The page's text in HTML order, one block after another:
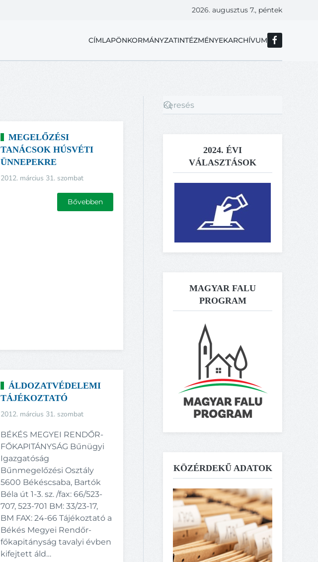
2026. augusztus 7., péntek
CÍMLAPÖNKORMÁNYZATINTÉZMÉNYEKARCHÍVUM
MEGELŐZÉSI
TANÁCSOK HÚSVÉTI
ÜNNEPEKRE
2012. március 31. szombat
Bővebben
ÁLDOZATVÉDELEMI
TÁJÉKOZTATÓ
2012. március 31. szombat
BÉKÉS MEGYEI RENDŐR-
FŐKAPITÁNYSÁG Bűnügyi
Igazgatóság
Bűnmegelőzési Osztály
5600 Békéscsaba, Bartók
Béla út 1-3. sz. /fax: 66/523-
707, 523-701 BM: 33/23-17,
BM FAX: 24-66 Tájékoztató a
Békés Megyei Rendőr-
főkapitányság tavalyi évben
kifejtett áld…
2024. ÉVI
VÁLASZTÁSOK
MAGYAR FALU
PROGRAM
KÖZÉRDEKŰ ADATOK